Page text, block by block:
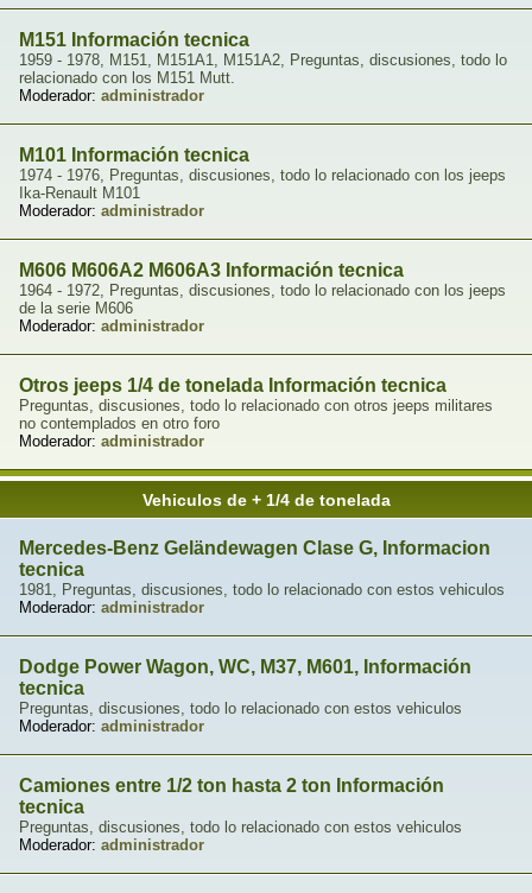
M151 Información tecnica
1959 - 1978, M151, M151A1, M151A2, Preguntas, discusiones, todo lo
relacionado con los M151 Mutt.
Moderador: administrador
M101 Información tecnica
1974 - 1976, Preguntas, discusiones, todo lo relacionado con los jeeps
Ika-Renault M101
Moderador: administrador
M606 M606A2 M606A3 Información tecnica
1964 - 1972, Preguntas, discusiones, todo lo relacionado con los jeeps
de la serie M606
Moderador: administrador
Otros jeeps 1/4 de tonelada Información tecnica
Preguntas, discusiones, todo lo relacionado con otros jeeps militares
no contemplados en otro foro
Moderador: administrador
Vehiculos de + 1/4 de tonelada
Mercedes-Benz Geländewagen Clase G, Informacion
tecnica
1981, Preguntas, discusiones, todo lo relacionado con estos vehiculos
Moderador: administrador
Dodge Power Wagon, WC, M37, M601, Información
tecnica
Preguntas, discusiones, todo lo relacionado con estos vehiculos
Moderador: administrador
Camiones entre 1/2 ton hasta 2 ton Información
tecnica
Preguntas, discusiones, todo lo relacionado con estos vehiculos
Moderador: administrador